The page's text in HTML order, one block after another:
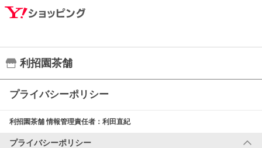
利招園茶舗
プライバシーポリシー
利招園茶舗情報管理責任者： 利田直紀
プライバシーポリシー